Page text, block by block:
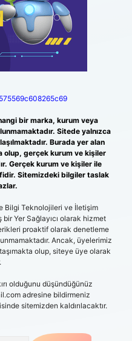
bir marka, kurum veya
Sitede yalnızca
Burada yer alan
olup, gerçek kurum ve kişiler
Gerçek kurum ve kişiler ile
Sitemizdeki bilgiler taslak
Bilgi Teknolojileri ve İletişim
bir Yer Sağlayıcı olarak hizmet
proaktif olarak denetleme
Ancak, üyelerimiz
olup, siteye üye olarak
olduğunu düşündüğünüz
adresine bildirmeniz
sitemizden kaldırılacaktır.